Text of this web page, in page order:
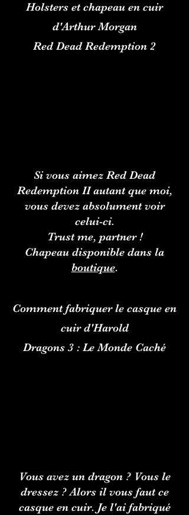
Holsters et chapeau en cuir
d'Arthur Morgan
Red Dead Redemption 2
Si vous aimez Red Dead
Redemption II autant que moi,
vous devez absolument voir
celui-ci.
Trust me, partner !
Chapeau disponible dans la
boutique.
Comment fabriquer le casque en
cuir d'Harold
Dragons 3 : Le Monde Caché
Vous avez un dragon ? Vous le
dressez ? Alors il vous faut ce
casque en cuir. Je l'ai fabriqué